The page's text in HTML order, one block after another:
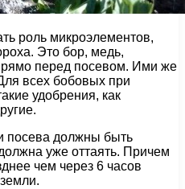
роль микроэлементов,
Это бор, медь,
перед посевом. Ими же
всех бобовых при
удобрения, как
посева должны быть
уже оттаять. Причем
чем через 6 часов